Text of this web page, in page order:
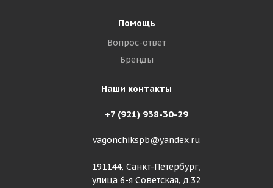
Помощь
Вопрос-ответ
Бренды
Наши контакты
+7 (921) 938-30-29
vagonchikspb@yandex.ru
191144, Санкт-Петербург,
улица 6-я Советская, д.32